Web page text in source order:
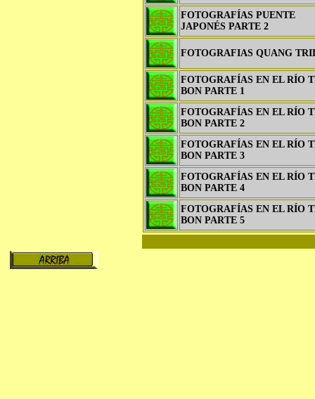
FOTOGRAFÍAS PUENTE
JAPONÉS PARTE 2
FOTOGRAFIAS QUANG
FOTOGRAFÍAS EN EL RÍO
BON PARTE 1
FOTOGRAFÍAS EN EL RÍO
BON PARTE 2
FOTOGRAFÍAS EN EL RÍO
BON PARTE 3
FOTOGRAFÍAS EN EL RÍO
BON PARTE 4
FOTOGRAFÍAS EN EL RÍO
BON PARTE 5